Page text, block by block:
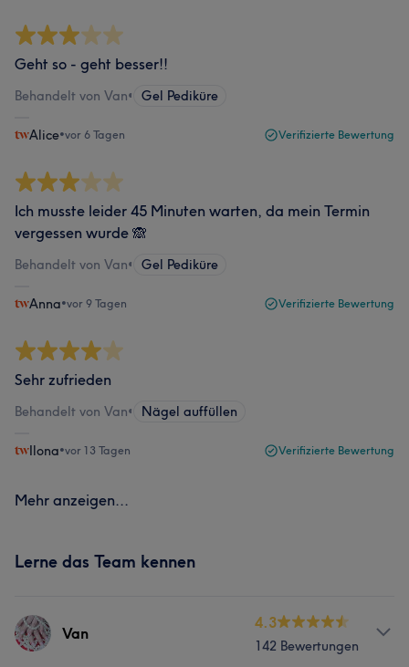
Geht so - geht besser!!
Behandelt von Van• Gel Pediküre
Alice•vor 6 Tagen Verifizierte Bewertung
Ich musste leider 45 Minuten warten, da mein Termin
vergessen wurde 🙈
Behandelt von Van• Gel Pediküre
Anna•vor 9 Tagen Verifizierte Bewertung
Sehr zufrieden
Behandelt von Van• Nägel auffüllen
Ilona•vor 13 Tagen Verifizierte Bewertung
Mehr anzeigen...
Lerne das Team kennen
Van
4.3
142 Bewertungen